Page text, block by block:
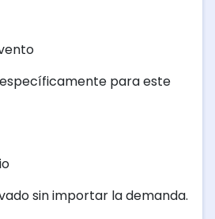
para este
sin importar la demanda.